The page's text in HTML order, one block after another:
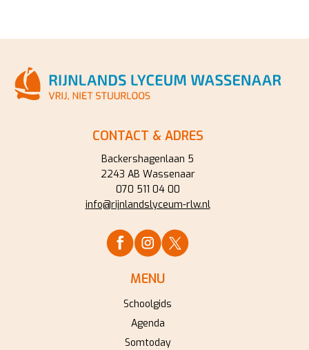
CONTACT & ADRES
Backershagenlaan 5
2243 AB Wassenaar
070 511 04 00
info@rijnlandslyceum-rlw.nl
MENU
Schoolgids
Agenda
Somtoday